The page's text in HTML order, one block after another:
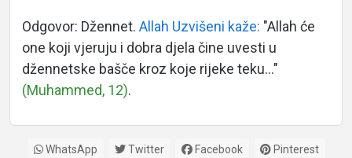
Languages
Odgovor: Džennet. Allah Uzvišeni kaže: "Allah će
one koji vjeruju i dobra djela čine uvesti u
džennetske bašče kroz koje rijeke teku..."
(Muhammed, 12).
WhatsApp Twitter Facebook Pinterest